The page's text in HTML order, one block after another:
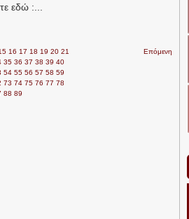
εδώ :...
16 17 18 19 20 21
35 36 37 38 39 40
54 55 56 57 58 59
73 74 75 76 77 78
88 89
Επόμενη